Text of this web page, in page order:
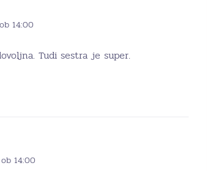
14:00
Tudi sestra je super.
14:00